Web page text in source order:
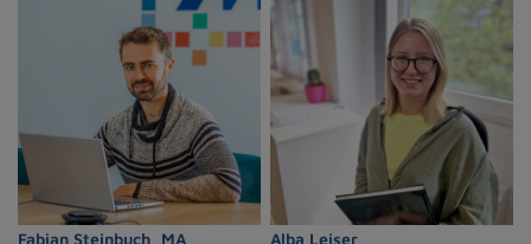
Fabian Steinbuch, MA Alba Leiser